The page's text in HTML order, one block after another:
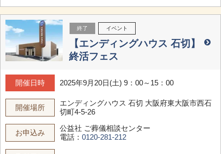
終了 イベント
【エンディングハウス 石切】
終活フェス
開催日時 2025年9月20日(土) 9：00～15：00
開催場所
エンディングハウス 石切 大阪府東大阪市西石
切町4-5-26
お申込み
公益社 ご葬儀相談センター
電話： 0120-281-212